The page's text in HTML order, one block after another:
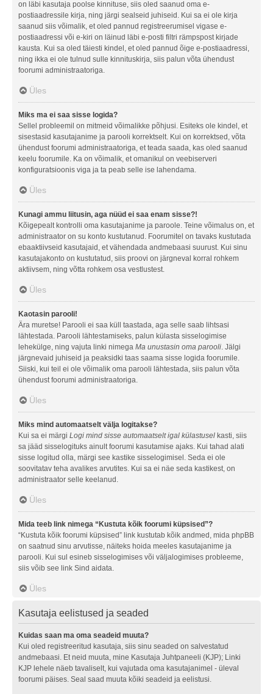
on läbi kasutaja poolse kinnituse, siis oled saanud oma e-
postiaadressile kirja, ning järgi sealseid juhiseid. Kui sa ei ole kirja
saanud siis võimalik, et oled pannud registreerumisel vigase e-
postiaadressi või e-kiri on läinud läbi e-posti filtri rämpspost kirjade
kausta. Kui sa oled täiesti kindel, et oled pannud õige e-postiaadressi,
ning ikka ei ole tulnud sulle kinnituskirja, siis palun võta ühendust
foorumi administraatoriga.
Üles
Miks ma ei saa sisse logida?
Sellel probleemil on mitmeid võimalikke põhjusi. Esiteks ole kindel, et
sisestasid kasutajanime ja parooli korrektselt. Kui on korrektsed, võta
ühendust foorumi administraatoriga, et teada saada, kas oled saanud
keelu foorumile. Ka on võimalik, et omanikul on veebiserveri
konfiguratsioonis viga ja ta peab selle ise lahendama.
Üles
Kunagi ammu liitusin, aga nüüd ei saa enam sisse?!
Kõigepealt kontrolli oma kasutajanime ja paroole. Teine võimalus on, et
administraator on su konto kustutanud. Foorumitel on tavaks kustutada
ebaaktiivseid kasutajaid, et vähendada andmebaasi suurust. Kui sinu
kasutajakonto on kustutatud, siis proovi on järgneval korral rohkem
aktiivsem, ning võtta rohkem osa vestlustest.
Üles
Kaotasin parooli!
Ära muretse! Parooli ei saa küll taastada, aga selle saab lihtsasi
lähtestada. Parooli lähtestamiseks, palun külasta sisselogimise
lehekülge, ning vajuta linki nimega Ma unustasin oma parooli. Jälgi
järgnevaid juhiseid ja peaksidki taas saama sisse logida foorumile.
Siiski, kui teil ei ole võimalik oma parooli lähtestada, siis palun võta
ühendust foorumi administraatoriga.
Üles
Miks mind automaatselt välja logitakse?
Kui sa ei märgi Logi mind sisse automaatselt igal külastusel kasti, siis
sa jääd sisselogituks ainult foorumi kasutamise ajaks. Kui tahad alati
sisse logitud olla, märgi see kastike sisselogimisel. Seda ei ole
soovitatav teha avalikes arvutites. Kui sa ei näe seda kastikest, on
administraator selle keelanud.
Üles
Mida teeb link nimega “Kustuta kõik foorumi küpsised”?
“Kustuta kõik foorumi küpsised” link kustutab kõik andmed, mida phpBB
on saatnud sinu arvutisse, näiteks hoida meeles kasutajanime ja
parooli. Kui sul esineb sisselogimises või väljalogimises probleeme,
siis võib see link Sind aidata.
Üles
Kasutaja eelistused ja seaded
Kuidas saan ma oma seadeid muuta?
Kui oled registreeritud kasutaja, siis sinu seaded on salvestatud
andmebaasi. Et neid muuta, mine Kasutaja Juhtpaneeli (KJP); Linki
KJP lehele näeb tavaliselt, kui vajutada oma kasutajanimel - üleval
foorumi päises. Seal saad muuta kõiki seadeid ja eelistusi.